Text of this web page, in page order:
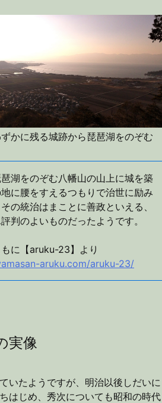
かに残る城跡から琵琶湖をのぞむ
湖をのぞむ八幡山の山上に城を築
に腰をすえるつもりで治世に励み
の統治はまことに善政といえる、
判のよいものだったようです。
に【aruku-23】より
aruku.com/aruku-23/
実像
いたようですが、明治以後しだいに
はじめ、秀次についても昭和の時代